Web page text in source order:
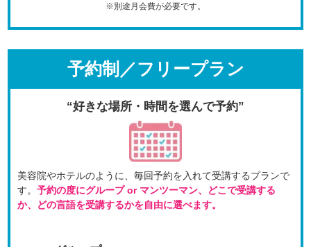
※別途月会費が必要です。
予約制／フリープラン
“好きな場所・時間を選んで予約”
美容院やホテルのように、毎回予約を入れて受講するプランで
す。 予約の度にグループ or マンツーマン、
どこで受講する
か、どの言語を受講するかを自由に選べます。